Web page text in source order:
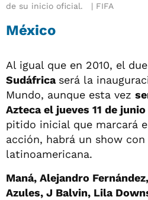
de su inicio oficial.
FIFA
México
Al igual que en 2010, el
Sudáfrica será la
Mundo, aunque esta vez
Azteca el jueves 11 de
pitido inicial que marcará
acción, habrá un show
latinoamericana.
Maná, Alejandro
Azules, J Balvin, Lila